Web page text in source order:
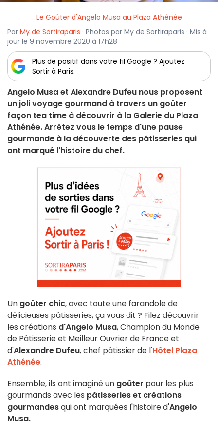
Le Goûter d'Angelo Musa au Plaza Athénée
Par My de Sortiraparis · Photos par My de Sortiraparis · Mis à
jour le 9 novembre 2020 à 17h28
Plus de positif dans votre fil Google ? Ajoutez
Sortir à Paris.
Angelo Musa et Alexandre Dufeu nous proposent
un joli voyage gourmand à travers un goûter
façon tea time à découvrir à la Galerie du Plaza
Athénée. Arrêtez vous le temps d'une pause
gourmande à la découverte des pâtisseries qui
ont marqué l'histoire du chef.
Un goûter chic, avec toute une farandole de
délicieuses pâtisseries, ça vous dit ? Filez découvrir
les créations d'Angelo Musa, Champion du Monde
de Pâtisserie et Meilleur Ouvrier de France et
d'Alexandre Dufeu, chef pâtissier de l'Hôtel Plaza
Athénée.
Ensemble, ils ont imaginé un goûter pour les plus
gourmands avec les pâtisseries et créations
gourmandesqui ont marquées l'histoire d'Angelo
Musa.